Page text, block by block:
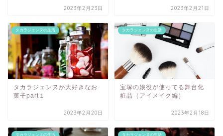
2023年2月23日 2023年2月21日
タカラジェンヌの生活
タカラジェンヌが大好きなお
菓子part１
2023年2月20日
タカラジェンヌの生活
宝塚の娘役が使ってる舞台化
粧品（アイメイク編）
2023年2月18日
タカラジェンヌの生活 タカラジェンヌの生活